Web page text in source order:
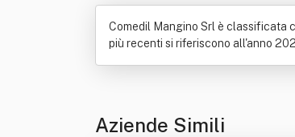
Comedil Mangino Srl è classificata
più recenti si riferiscono all'anno
Aziende Simili